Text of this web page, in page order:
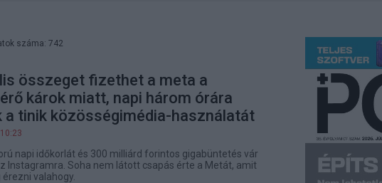
száma: 742
összeget fizethet a meta a
károk miatt, napi három órára
a tinik közösségimédia-használatát
napi időkorlát és 300 milliárd forintos gigabüntetés vár
Instagramra. Soha nem látott csapás érte a Metát, amit
valahogy.